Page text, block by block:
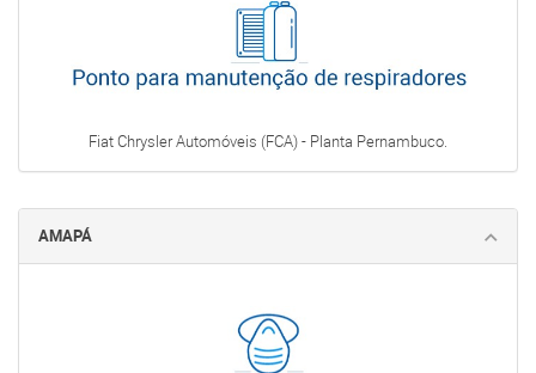
Fiat Chrysler Automóveis (FCA) - Planta Pernambuco.
AMAPÁ